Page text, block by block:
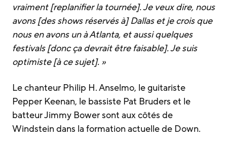
vraiment [replanifier la tournée]. Je veux dire, nous
avons [des shows réservés à] Dallas et je crois que
nous en avons un à Atlanta, et aussi quelques
festivals [donc ça devrait être faisable]. Je suis
optimiste [à ce sujet]. »
Le chanteur Philip H. Anselmo, le guitariste
Pepper Keenan, le bassiste Pat Bruders et le
batteur Jimmy Bower sont aux côtés de
Windstein dans la formation actuelle de Down.